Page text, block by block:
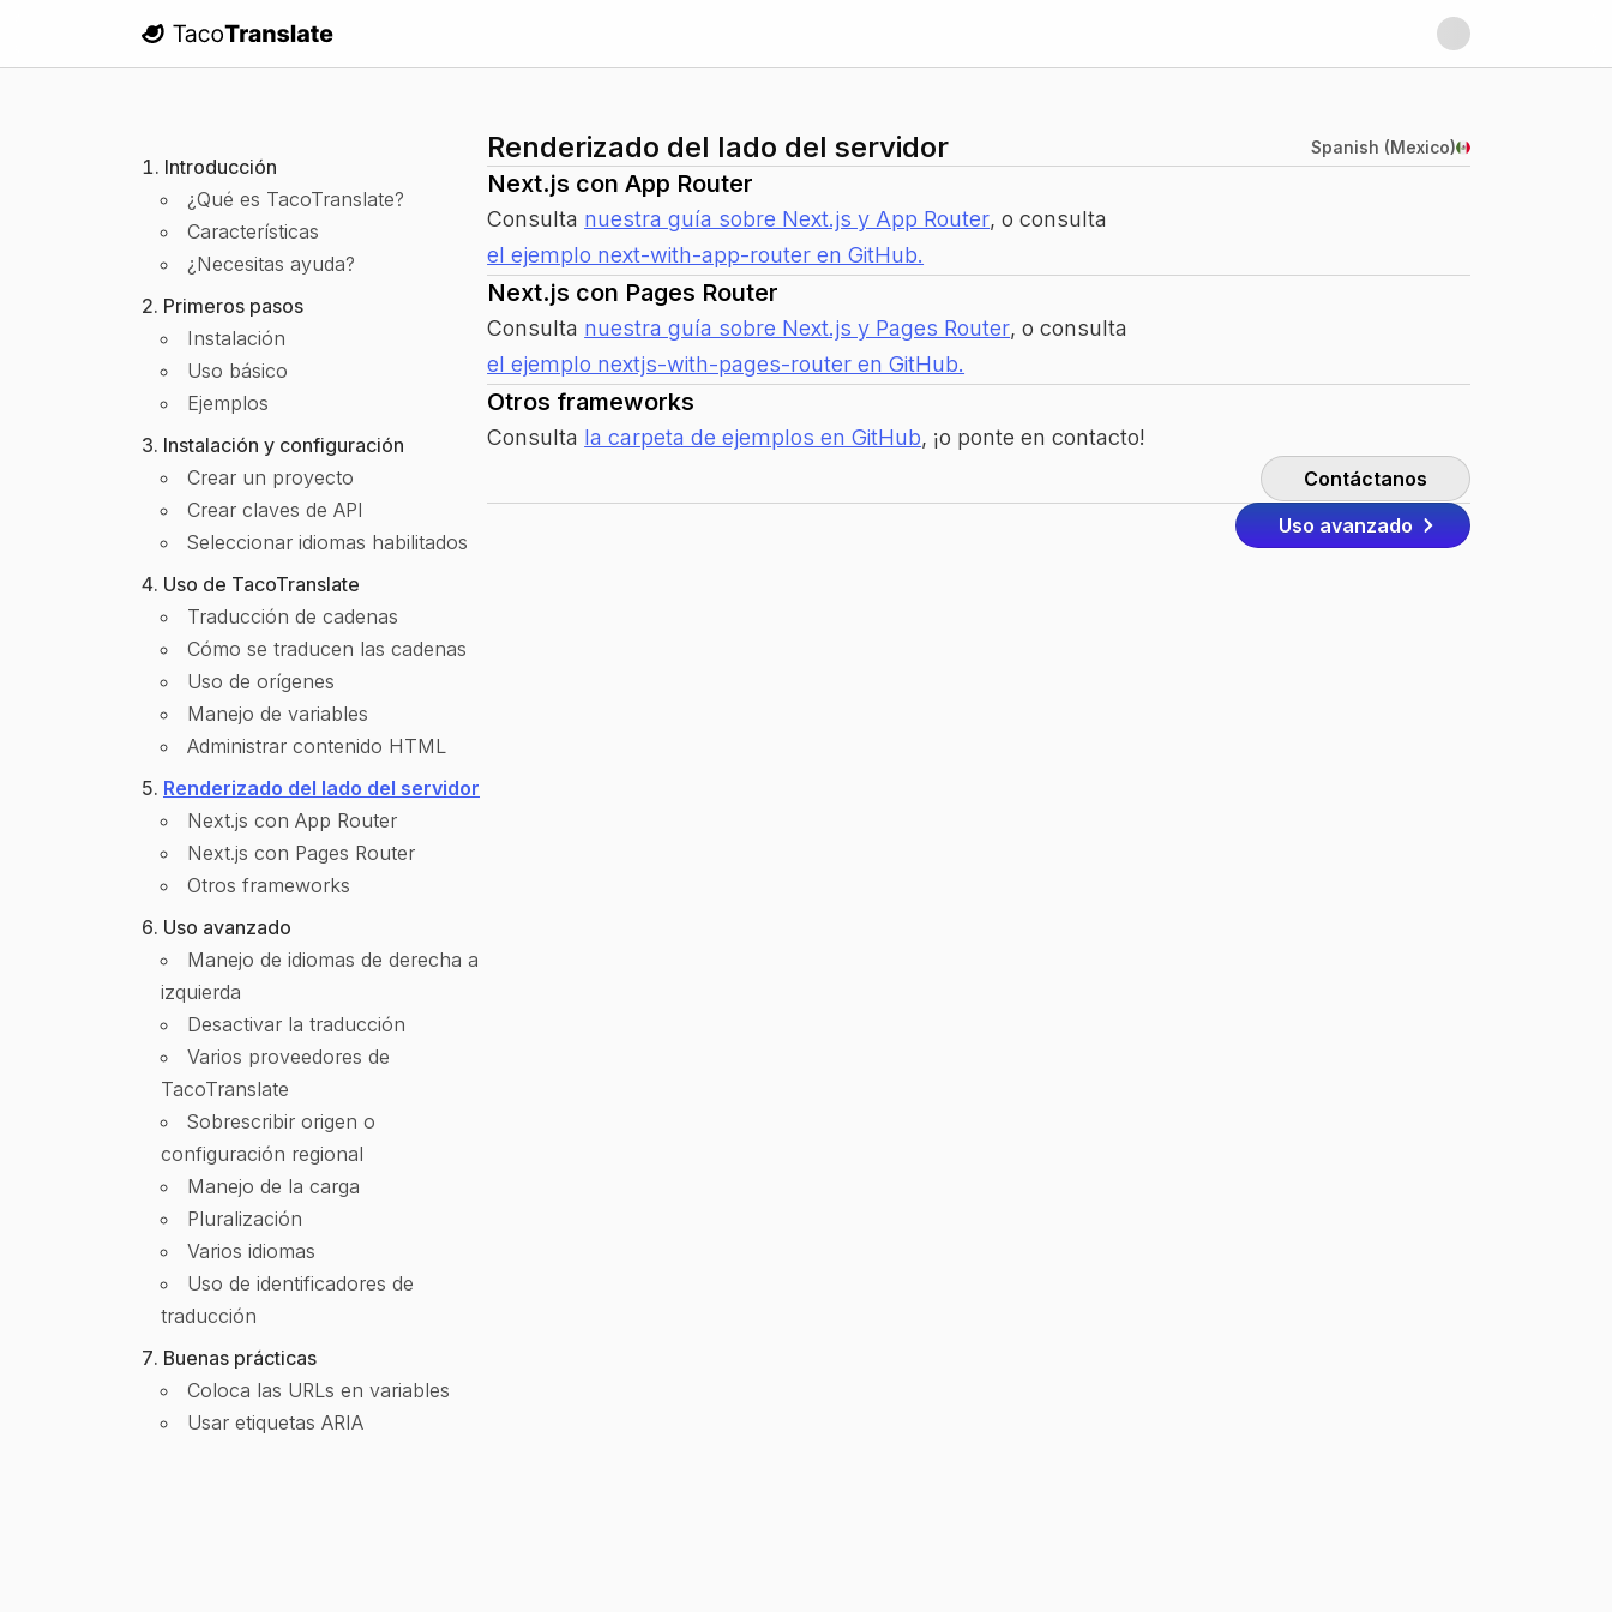
TacoTranslate
Introducción
¿Qué es TacoTranslate?
Características
¿Necesitas ayuda?
Primeros pasos
Instalación
Uso básico
Ejemplos
Instalación y configuración
Crear un proyecto
Crear claves de API
Seleccionar idiomas habilitados
Uso de TacoTranslate
Traducción de cadenas
Cómo se traducen las cadenas
Uso de orígenes
Manejo de variables
Administrar contenido HTML
Renderizado del lado del servidor
Next.js con App Router
Next.js con Pages Router
Otros frameworks
Uso avanzado
Manejo de idiomas de derecha a
izquierda
Desactivar la traducción
Varios proveedores de
TacoTranslate
Sobrescribir origen o
configuración regional
Manejo de la carga
Pluralización
Varios idiomas
Uso de identificadores de
traducción
Buenas prácticas
Coloca las URLs en variables
Usar etiquetas ARIA
Renderizado del lado del servidor Spanish (Mexico)
Next.js con App Router
Consulta nuestra guía sobre Next.js y App Router, o consulta
el ejemplo next-with-app-router en GitHub.
Next.js con Pages Router
Consulta nuestra guía sobre Next.js y Pages Router, o consulta
el ejemplo nextjs-with-pages-router en GitHub.
Otros frameworks
Consulta la carpeta de ejemplos en GitHub, ¡o ponte en contacto!
Contáctanos
Uso avanzado